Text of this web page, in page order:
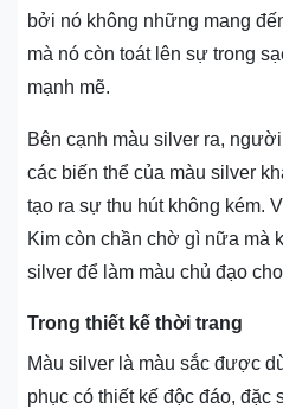
bởi nó không những mang
mà nó còn toát lên sự trong
mạnh mẽ.
Bên cạnh màu silver ra,
các biến thể của màu silver
tạo ra sự thu hút không kém.
Kim còn chần chờ gì nữa mà
silver để làm màu chủ đạo
Trong thiết kế thời trang
Màu silver là màu sắc được
phục có thiết kế độc đáo, đặc